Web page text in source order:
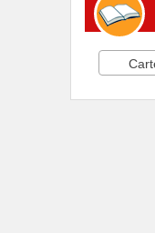
Carte